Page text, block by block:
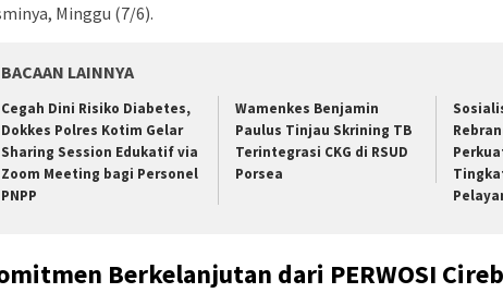
Minggu (7/6).
BACAAN LAINNYA
Cegah Dini Risiko Diabetes,
Dokkes Polres Kotim Gelar
Sharing Session Edukatif via
Zoom Meeting bagi Personel
PNPP
Wamenkes Benjamin
Paulus Tinjau Skrining TB
Terintegrasi CKG di RSUD
Porsea
Berkelanjutan dari PERWOSI